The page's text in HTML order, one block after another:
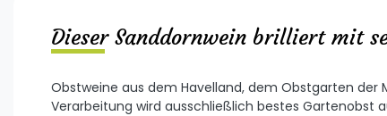
Dieser Sanddornwein brilliert mit
Obstweine aus dem Havelland, dem Obstgarten der
Verarbeitung wird ausschließlich bestes Gartenobst